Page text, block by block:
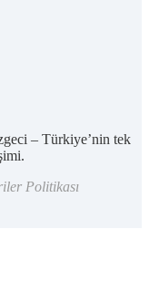
– Türkiye’nin tek
Politikası